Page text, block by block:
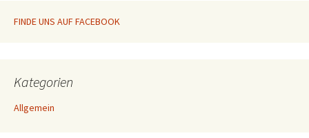
FINDE UNS AUF FACEBOOK
Kategorien
Allgemein